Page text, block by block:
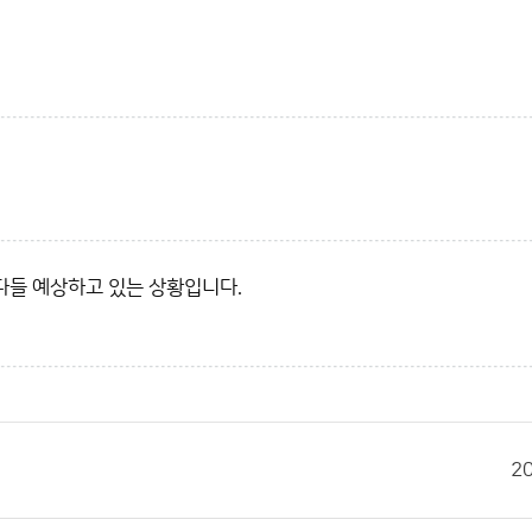
예상하고 있는 상황입니다.